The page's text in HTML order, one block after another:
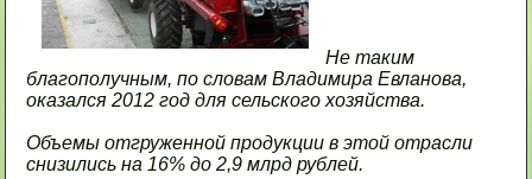
Не таким
благополучным, по словам Владимира Евланова,
оказался 2012 год для сельского хозяйства.
Объемы отгруженной продукции в этой отрасли
снизились на 16% до 2,9 млрд рублей.